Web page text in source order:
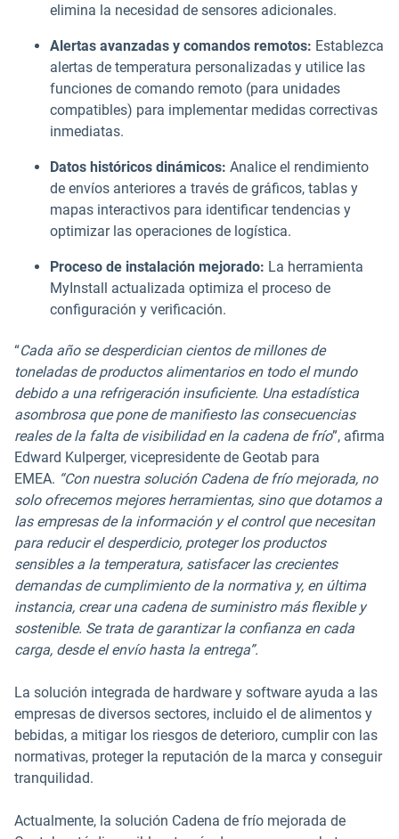
elimina la necesidad de sensores adicionales.
Alertas avanzadas y comandos remotos: Establezca
alertas de temperatura personalizadas y utilice las
funciones de comando remoto (para unidades
compatibles) para implementar medidas correctivas
inmediatas.
Datos históricos dinámicos: Analice el rendimiento
de envíos anteriores a través de gráficos, tablas y
mapas interactivos para identificar tendencias y
optimizar las operaciones de logística.
Proceso de instalación mejorado: La herramienta
MyInstall actualizada optimiza el proceso de
configuración y verificación.
“Cada año se desperdician cientos de millones de
toneladas de productos alimentarios en todo el mundo
debido a una refrigeración insuficiente. Una estadística
asombrosa que pone de manifiesto las consecuencias
reales de la falta de visibilidad en la cadena de frío”, afirma
Edward Kulperger, vicepresidente de Geotab para
EMEA. “Con nuestra solución Cadena de frío mejorada, no
solo ofrecemos mejores herramientas, sino que dotamos a
las empresas de la información y el control que necesitan
para reducir el desperdicio, proteger los productos
sensibles a la temperatura, satisfacer las crecientes
demandas de cumplimiento de la normativa y, en última
instancia, crear una cadena de suministro más flexible y
sostenible. Se trata de garantizar la confianza en cada
carga, desde el envío hasta la entrega”.
La solución integrada de hardware y software ayuda a las
empresas de diversos sectores, incluido el de alimentos y
bebidas, a mitigar los riesgos de deterioro, cumplir con las
normativas, proteger la reputación de la marca y conseguir
tranquilidad.
Actualmente, la solución Cadena de frío mejorada de